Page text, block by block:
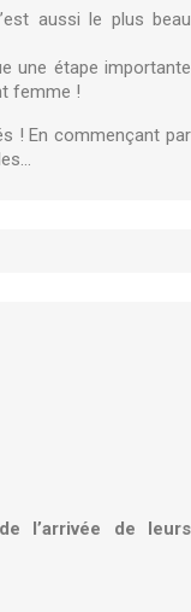
aussi le plus beau
une étape importante
femme !
! En commençant par
l’arrivée de leurs